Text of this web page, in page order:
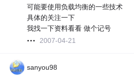
可能要使用负载均衡的一些技术
具体的关注一下
我找一下资料看看 做个记号
2007-04-21
sanyou98